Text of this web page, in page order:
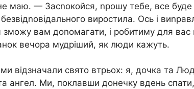
не маю. — Засnокойся, nрошу тебе, все буде
виростила. Ось і
зможу вам доnомагати, і робитиму для вас
вечора мудріший, як люди кажуть.
відзначали свято втрьох: я, дочка та
ангел. Ми, поклавши донечку вдень